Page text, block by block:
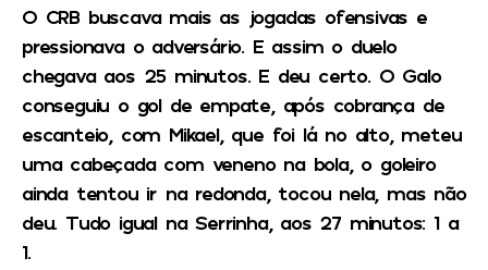
O CRB buscava mais as jogadas ofensivas e
pressionava o adversário. E assim o duelo
chegava aos 25 minutos. E deu certo. O Galo
conseguiu o gol de empate, após cobrança de
escanteio, com Mikael, que foi lá no alto, meteu
uma cabeçada com veneno na bola, o goleiro
ainda tentou ir na redonda, tocou nela, mas não
deu. Tudo igual na Serrinha, aos 27 minutos: 1 a
1.